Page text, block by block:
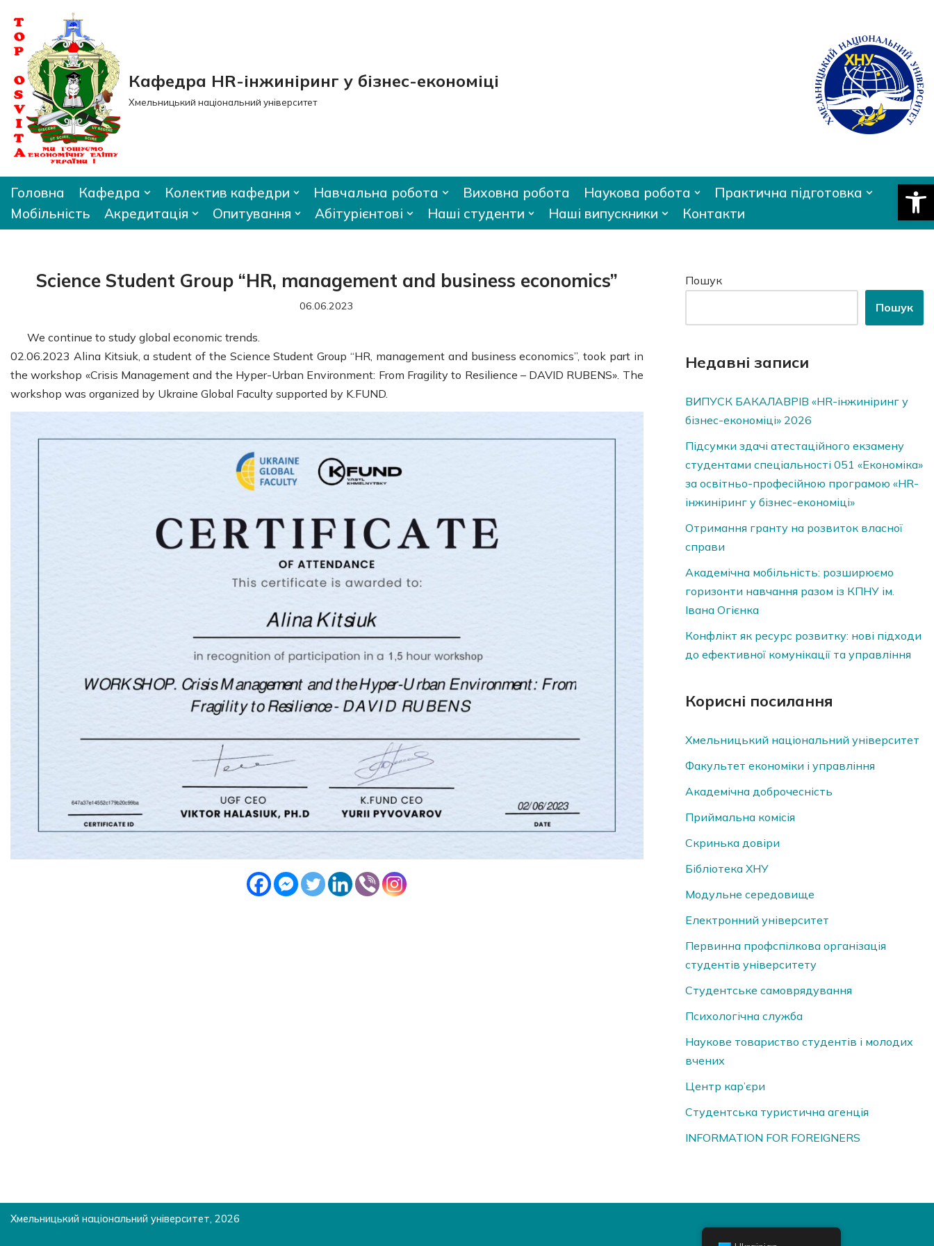
Перейти
до
вмісту
Кафедра HR-інжиніринг у бізнес-економіці
Хмельницький національний університет
Головна Кафедра Колектив кафедри Навчальна робота Виховна робота Наукова робота
Практична підготовка
Мобільність
Акредитація Опитування Абітурієнтові Наші студенти Наші випускники Контакти
Science Student Group “HR, management and business economics”
06.06.2023
We continue to study global economic trends.
02.06.2023 Alina Kitsiuk, a student of the Science Student Group “HR, management and business economics”, took part in
the workshop «Crisis Management and the Hyper-Urban Environment: From Fragility to Resilience – DAVID RUBENS». The
workshop was organized by Ukraine Global Faculty supported by K.FUND.
Пошук
Пошук
Недавні записи
ВИПУСК БАКАЛАВРІВ «HR-інжиніринг у
бізнес-економіці» 2026
Підсумки здачі атестаційного екзамену
студентами спеціальності 051 «Економіка»
за освітньо-професійною програмою «HR-
інжиніринг у бізнес-економіці»
Отримання гранту на розвиток власної
справи
Академічна мобільність: розширюємо
горизонти навчання разом із КПНУ ім.
Івана Огієнка
Конфлікт як ресурс розвитку: нові підходи
до ефективної комунікації та управління
Корисні посилання
Хмельницький національний університет
Факультет економіки і управління
Академічна доброчесність
Приймальна комісія
Скринька довiри
Бібліотека ХНУ
Модульне середовище
Електронний університет
Первинна профспілкова організація
студентів університету
Студентське самоврядування
Психологічна служба
Наукове товариство студентів і молодих
вчених
Центр кар’єри
Студентська туристична агенція
INFORMATION FOR FOREIGNERS
Хмельницький національний університет, 2026